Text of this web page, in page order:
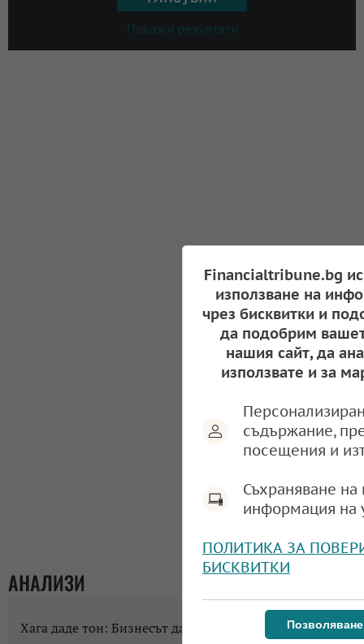
Покажи резултати
АНАЛИЗИ
Хага даде тон: Бизнесът да не разчита на помощи
Financialtribune.bg
използване на
чрез бисквитки и
да подобрим
нашия сайт, да
използвате и за
съдържание,
посещения и
Съхраняване
информация на
ПОЛИТИКА ЗА
БИСКВИТКИ